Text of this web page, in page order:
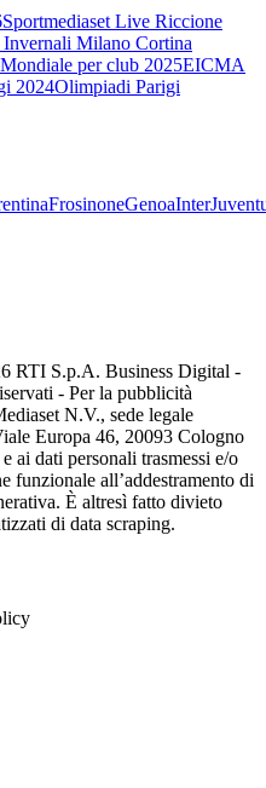
Sportmediaset Live Riccione
Milano Cortina
Mondiale per club 2025EICMA
2024Olimpiadi Parigi
FrosinoneGenoaInter
RTI S.p.A. Business Digital -
- Per la pubblicità
N.V., sede legale
Europa 46, 20093 Cologno
ai dati personali trasmessi e/o
funzionale all’addestramento di
È altresì fatto divieto
di data scraping.